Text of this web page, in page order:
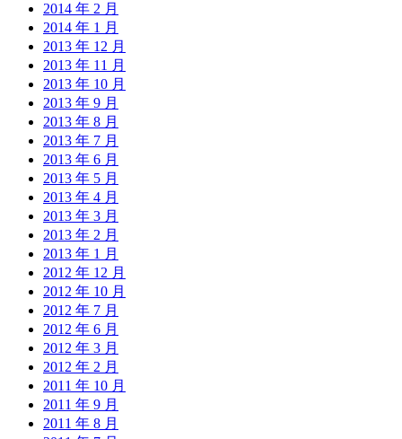
2014 年 2 月
2014 年 1 月
2013 年 12 月
2013 年 11 月
2013 年 10 月
2013 年 9 月
2013 年 8 月
2013 年 7 月
2013 年 6 月
2013 年 5 月
2013 年 4 月
2013 年 3 月
2013 年 2 月
2013 年 1 月
2012 年 12 月
2012 年 10 月
2012 年 7 月
2012 年 6 月
2012 年 3 月
2012 年 2 月
2011 年 10 月
2011 年 9 月
2011 年 8 月